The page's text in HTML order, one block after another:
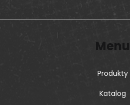
Menu
Produkty
Katalog